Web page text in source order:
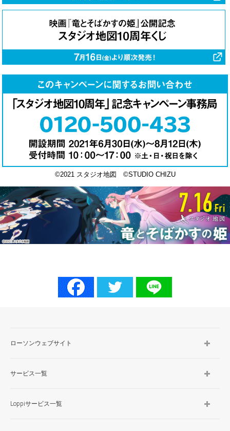
©2021 スタジオ地図 ©STUDIO CHIZU
ローソンウェブサイト
サービス一覧
Loppiサービス一覧